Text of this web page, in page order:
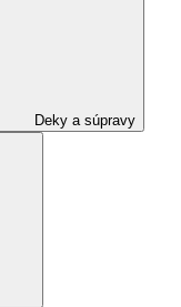
Deky a súpravy